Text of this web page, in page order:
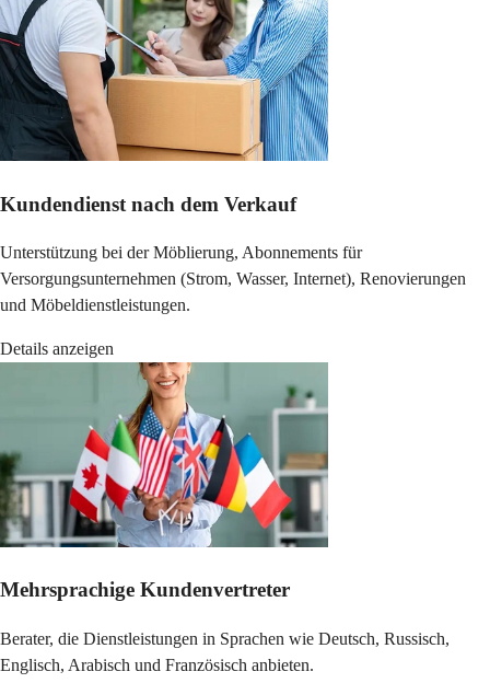
Kundendienst nach dem Verkauf
Unterstützung bei der Möblierung, Abonnements für
Versorgungsunternehmen (Strom, Wasser, Internet), Renovierungen
und Möbeldienstleistungen.
Details anzeigen
Mehrsprachige Kundenvertreter
Berater, die Dienstleistungen in Sprachen wie Deutsch, Russisch,
Englisch, Arabisch und Französisch anbieten.